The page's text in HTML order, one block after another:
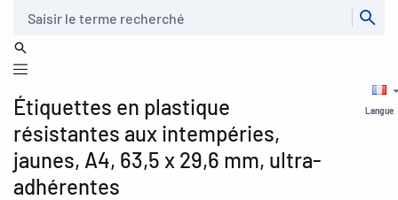
Langue
Étiquettes en plastique
résistantes aux intempéries,
jaunes, A4, 63,5 x 29,6 mm, ultra-
adhérentes